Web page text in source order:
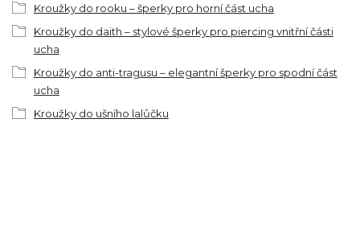
Kroužky do rooku – šperky pro horní část ucha
Kroužky do daith – stylové šperky pro piercing vnitřní části
ucha
Kroužky do anti-tragusu – elegantní šperky pro spodní část
ucha
Kroužky do ušního lalůčku